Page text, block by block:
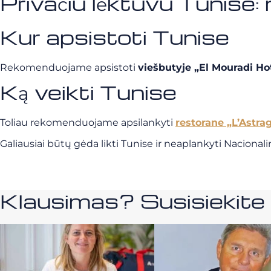
Kur apsistoti Tunise
Rekomenduojame apsistoti viešbutyje „El Mouradi
Ką veikti Tunise
Toliau rekomenduojame apsilankyti restorane
Galiausiai būtų gėda likti Tunise ir neaplankyti
Klausimas? Susisiekite